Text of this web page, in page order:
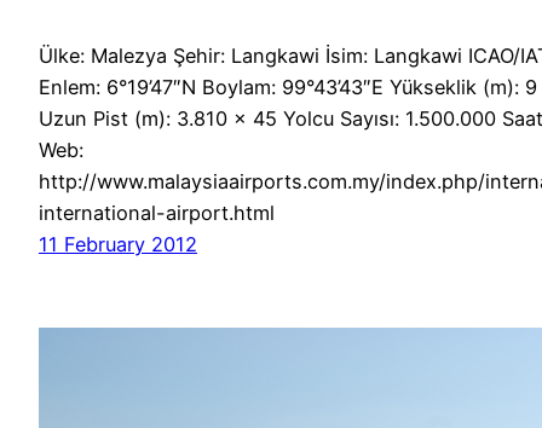
Ülke: Malezya Şehir: Langkawi İsim: Langkawi ICAO/
Enlem: 6°19’47″N Boylam: 99°43’43″E Yükseklik (m): 9
Uzun Pist (m): 3.810 × 45 Yolcu Sayısı: 1.500.000
Web:
http://www.malaysiaairports.com.my/index.php/
international-airport.html
11 February 2012